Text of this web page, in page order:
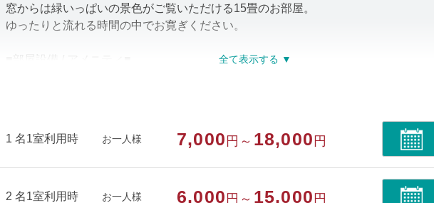
窓からは緑いっぱいの景色がご覧いただける15畳のお部屋。
ゆったりと流れる時間の中でお寛ぎください。
※バス・トイレはお部屋にございません 大浴場・共同トイレをご利用ください
部屋種別 和室
部屋特徴 禁煙/インターネットができる部屋
1 名1室利用時 お一人様 7,000 円～ 18,000 円
2 名1室利用時 お一人様 6,000 円～ 15,000 円